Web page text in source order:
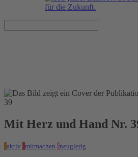
Mit Herz und Hand Nr.
aktiv mitmachen neugierig